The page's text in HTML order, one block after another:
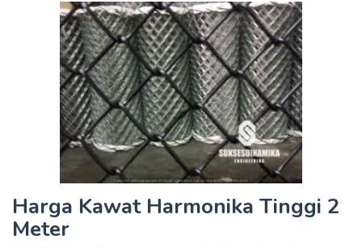
Harga Kawat Harmonika Tinggi 2
Meter